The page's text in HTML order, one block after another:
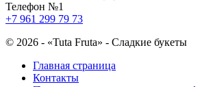
Телефон №1
+7 961 299 79 73
© 2026 - «Tuta Fruta» - Сладкие букеты
Главная страница
Контакты